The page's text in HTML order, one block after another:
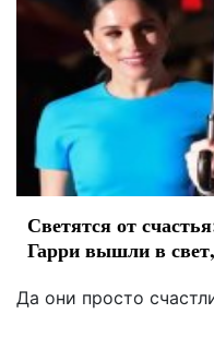
Светятся от
Гарри вышли в
Да они просто